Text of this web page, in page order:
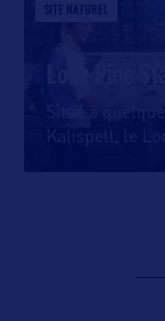
SITE NATUREL
Situé à
Kalispell, le